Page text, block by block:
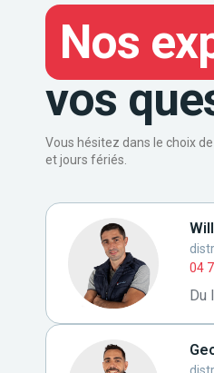
Nos
vos
Vous hésitez dans le choix
et jours fériés.
04
Du